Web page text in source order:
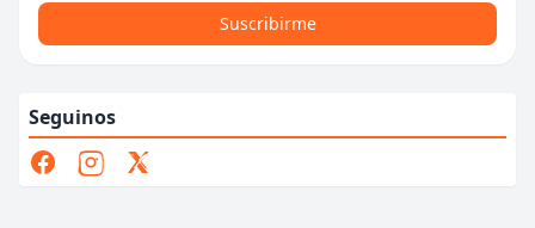
Suscribirme
Seguinos